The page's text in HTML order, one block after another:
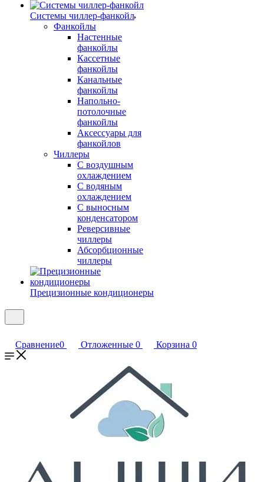
Системы чиллер-фанкойл
Фанкойлы
Настенные
фанкойлы
Кассетные
фанкойлы
Канальные
фанкойлы
Напольно-
потолочные
фанкойлы
Аксессуары для
фанкойлов
Чиллеры
С воздушным
охлаждением
С водяным
охлаждением
С выносным
конденсатором
Реверсивные
чиллеры
Абсорбционные
чиллеры
Прецизионные кондиционеры
Сравнение0 Отложенные 0 Корзина 0